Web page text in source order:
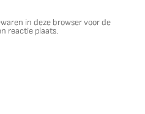
in deze browser voor de
reactie plaats.